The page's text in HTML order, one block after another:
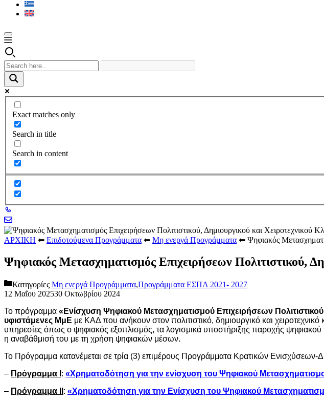
Exact matches only
Search in title
Search in content
ΑΡΧΙΚΗ ⬅ Επιδοτούμενα Προγράμματα ⬅ Μη ενεργά Προγράμματα ⬅ Ψηφιακός
Ψηφιακός Μετασχηματισμός Επιχειρήσεων Πολιτιστικού,
Κατηγορίες Μη ενεργά Προγράμματα,Προγράμματα ΕΣΠΑ 2021- 2027
12 Μαΐου 202530 Οκτωβρίου 2024
Το πρόγραμμα « Ενίσχυση Ψηφιακού Μετασχηματισμού Επιχειρήσεων
υφιστάμενες ΜμΕ με ΚΑΔ που ανήκουν στον πολιτιστικό, δημιουργικό και
υπηρεσίες όπως ο ψηφιακός εξοπλισμός, τα λογισμικά υποστήριξης παροχής ψηφιακού
η αναβάθμισή του με τη χρήση ψηφιακών μέσων.
Το Πρόγραμμα κατανέμεται σε τρία (3) επιμέρους Προγράμματα Κρατικών Ενισχύσεων-
– Πρόγραμμα Ι : «Χρηματοδότηση για την ενίσχυση του Ψηφιακού
– Πρόγραμμα ΙΙ : «Χρηματοδότηση για την Ενίσχυση του Ψηφιακού